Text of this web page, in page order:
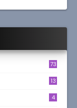
73
13
4